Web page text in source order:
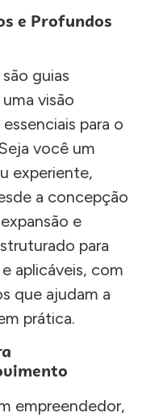
e Profundos
guias
visão
para o
você um
experiente,
a concepção
e
para
aplicáveis, com
que ajudam a
prática.
empreendedor,